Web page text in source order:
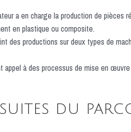
a en charge la production de pièces
en plastique ou composite.
des productions sur deux types de
appel à des processus de mise en
suites du